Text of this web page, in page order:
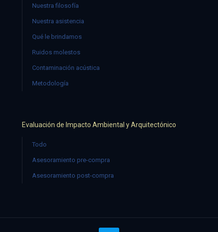
Nuestra filosofía
Nuestra asistencia
Qué le brindamos
Ruidos molestos
Contaminación acústica
Metodología
Evaluación de Impacto Ambiental y Arquitectónico
Todo
Asesoramiento pre-compra
Asesoramiento post-compra